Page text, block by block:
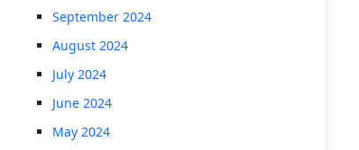
September 2024
August 2024
July 2024
June 2024
May 2024